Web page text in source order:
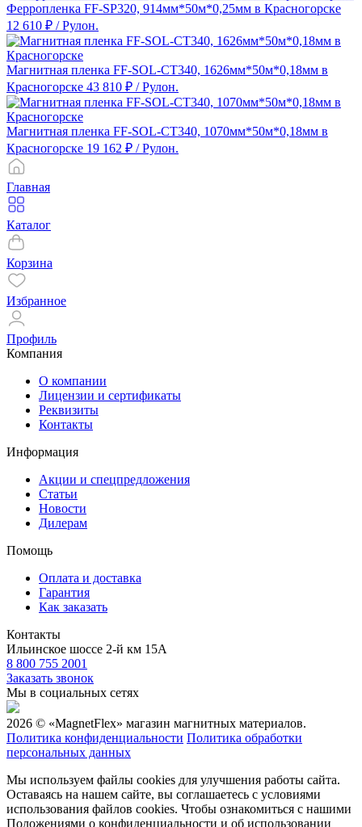
Ферропленка FF-SP320, 914мм*50м*0,25мм в Красногорске
12 610 ₽ / Рулон.
Магнитная пленка FF-SOL-CT340, 1626мм*50м*0,18мм в
Красногорске 43 810 ₽ / Рулон.
Магнитная пленка FF-SOL-CT340, 1070мм*50м*0,18мм в
Красногорске 19 162 ₽ / Рулон.
Главная
Каталог
Корзина
Избранное
Профиль
Компания
О компании
Лицензии и сертификаты
Реквизиты
Контакты
Информация
Акции и спецпредложения
Статьи
Новости
Дилерам
Помощь
Оплата и доставка
Гарантия
Как заказать
Контакты
Ильинское шоссе 2-й км 15А
8 800 755 2001
Заказать звонок
Мы в социальных сетях
2026 © «MagnetFlex» магазин магнитных материалов.
Политика конфиденциальности Политика обработки
персональных данных
Мы используем файлы cookies для улучшения работы сайта.
Оставаясь на нашем сайте, вы соглашаетесь с условиями
использования файлов cookies. Чтобы ознакомиться с нашими
Положениями о конфиденциальности и об использовании